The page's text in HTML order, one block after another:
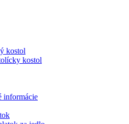
kostol
kostol
informácie